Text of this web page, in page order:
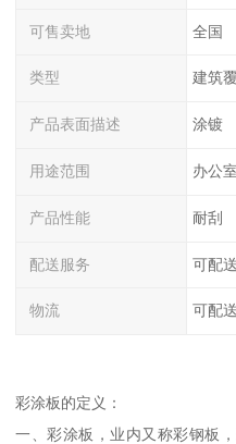
可售卖地 全国
类型 建筑
产品表面描述 涂镀
用途范围 办公
产品性能 耐刮
配送服务 可配
物流 可配
彩涂板的定义：
一、彩涂板，业内又称彩钢板